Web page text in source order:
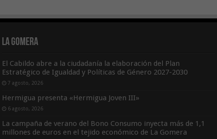
La Gomera
El Cabildo abre a la ciudadanía la elaboración del Plan
Estratégico de Igualdad y Políticas de Género 2027-2030
7 agosto, 2026
Hermigua presenta «Hermigua Joven III»
6 agosto, 2026
La campaña de verano del Bono Consumo inyecta más de 1,1
millones de euros en el tejido económico de La Gomera